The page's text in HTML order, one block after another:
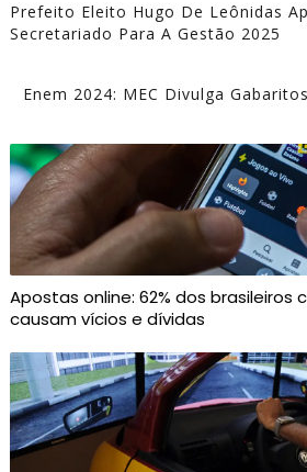
Prefeito Eleito Hugo De Leônidas
Secretariado Para A Gestão 2025
Enem 2024: MEC Divulga
Apostas online: 62% dos
causam vícios e dívidas